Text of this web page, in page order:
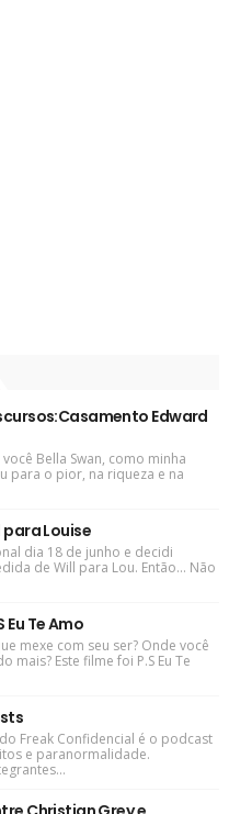
Edward
Bella Swan, como minha
para o pior, na riqueza e na
Louise
dia 18 de junho e decidi
de Will para Lou. Então... Não
Te Amo
mexe com seu ser? Onde você
mais? Este filme foi P.S Eu Te
Freak Confidencial é o podcast
e paranormalidade.